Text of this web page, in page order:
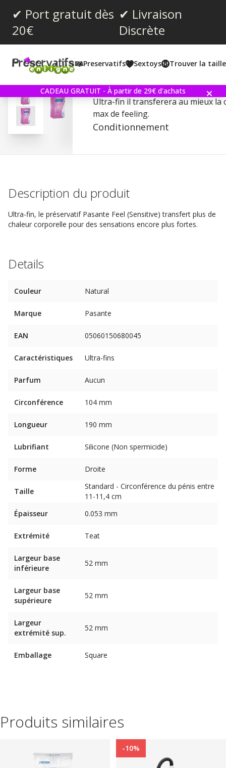
✔ Port gratuit dès
20€
✔ Livraison
Discrète
Preservatifs Sextoys Trouver la
CADEAU GRATUIT - À partir de 29€ d'achats
Commentaires (25)
Pasante Feel (Sensitive)
Ultra-fin il transferera au mieux
max de feeling.
Conditionnement
Description du produit
Ultra-fin, le préservatif Pasante Feel (Sensitive) transfert plus de
chaleur corporelle pour des sensations encore plus fortes.
Details
Couleur Natural
Marque Pasante
EAN 05060150680045
Caractéristiques Ultra-fins
Parfum Aucun
Circonférence 104 mm
Longueur 190 mm
Lubrifiant Silicone (Non spermicide)
Forme Droite
Taille
Standard - Circonférence du pénis entre
11-11,4 cm
Épaisseur
0.053 mm
Extrémité Teat
Largeur base
inférieure
52 mm
Largeur base
supérieure
52 mm
Largeur
extrémité sup.
52 mm
Emballage Square
Produits similaires
-10%